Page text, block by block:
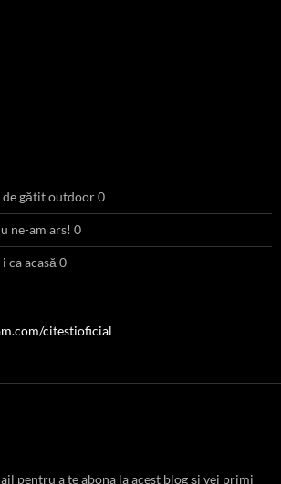
de gătit outdoor 0
ne-am ars! 0
ca acasă 0
citestioficial
pentru a te abona la acest blog și vei primi